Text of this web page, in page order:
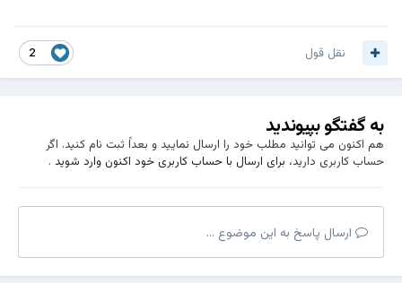
2 نقل قول
به گفتگو بپیوندید
هم اکنون می توانید مطلب خود را ارسال نمایید و بعداً ثبت نام کنید. اگر
حساب کاربری دارید، برای ارسال با حساب کاربری خود اکنون وارد شوید.
ارسال پاسخ به این موضوع ...